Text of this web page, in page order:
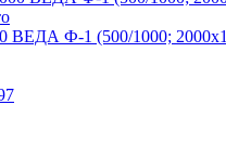
ВЕДА Ф-1 (500/1000;